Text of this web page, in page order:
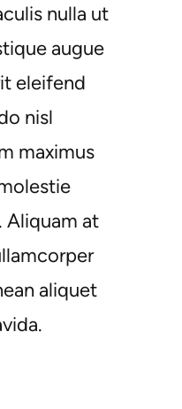
nulla ut
augue
eleifend
nisl
maximus
Aliquam at
aliquet